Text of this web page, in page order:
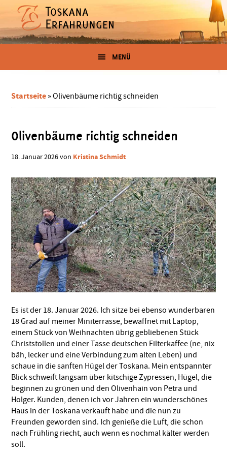
Inhalt
springen
secondary
menu
Seitenspalte
springen
Fußzeile
springen
Erfahrungen
in
der
von
Kristina
Schmidt
Der
Toskana-
und
-
MENÜ
Startseite »Olivenbäume richtig schneiden
Olivenbäume richtig schneiden
18. Januar 2026von Kristina Schmidt
Es ist der 18. Januar 2026. Ich sitze bei ebenso wunderbaren
18 Grad auf meiner Miniterrasse, bewaffnet mit Laptop,
einem Stück von Weihnachten übrig gebliebenen Stück
Christstollen und einer Tasse deutschen Filterkaffee (ne, nix
bäh, lecker und eine Verbindung zum alten Leben) und
schaue in die sanften Hügel der Toskana. Mein entspannter
Blick schweift langsam über kitschige Zypressen, Hügel, die
beginnen zu grünen und den Olivenhain von Petra und
Holger. Kunden, denen ich vor Jahren ein wunderschönes
Haus in der Toskana verkauft habe und die nun zu
Freunden geworden sind. Ich genieße die Luft, die schon
nach Frühling riecht, auch wenn es nochmal kälter werden
soll.